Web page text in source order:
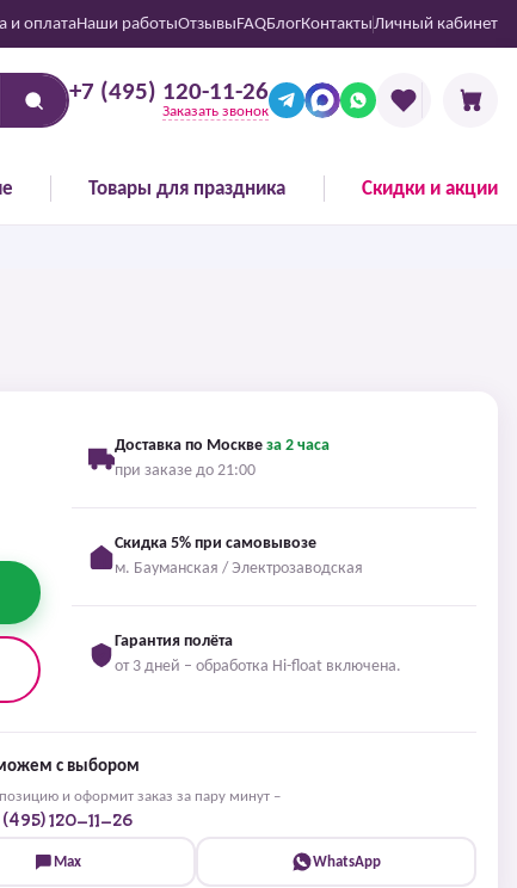
и оплатаНаши работыОтзывыFAQБлогКонтактыЛичный кабинет
+7 (495) 120-11-26
Заказать звонок
Товары для праздника Скидки и акции
Доставка по Москве за 2 часа
при заказе до 21:00
Скидка 5% при самовывозе
м. Бауманская / Электрозаводская
Гарантия полёта
от 3 дней – обработка Hi-float включена.
с выбором
и оформит заказ за пару минут –
(495) 120-11-26
Max WhatsApp